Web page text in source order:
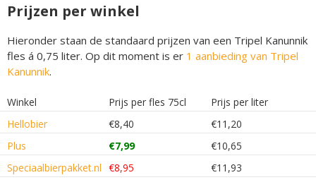
Prijzen per winkel
Hieronder staan de standaard prijzen van een Tripel Kanunnik
fles á 0,75 liter. Op dit moment is er 1 aanbieding van Tripel
Kanunnik.
Winkel Prijs per fles 75cl
Prijs per liter
Hellobier
€8,40
€11,20
Plus
€7,99
€10,65
Speciaalbierpakket.nl €8,95 €11,93